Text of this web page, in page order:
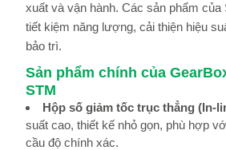
xuất và vận hành. Các sản phẩm của
tiết kiệm năng lượng, cải thiện hiệu
bảo trì.
Sản phẩm chính của
STM
Hộp số giảm tốc trục thẳng (In-
suất cao, thiết kế nhỏ gọn, phù hợp
cầu độ chính xác.